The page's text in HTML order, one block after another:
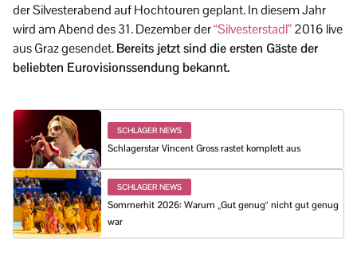
der Silvesterabend auf Hochtouren geplant. In diesem Jahr
wird am Abend des 31. Dezember der“Silvesterstadl”2016 live
aus Graz gesendet.Bereits jetzt sind die ersten Gäste der
beliebten Eurovisionssendung bekannt.
SCHLAGER NEWS
Schlagerstar Vincent Gross rastet komplett aus
SCHLAGER NEWS
Sommerhit 2026: Warum „Gut genug“ nicht gut genug
war